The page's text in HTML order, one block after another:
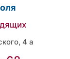
4 а